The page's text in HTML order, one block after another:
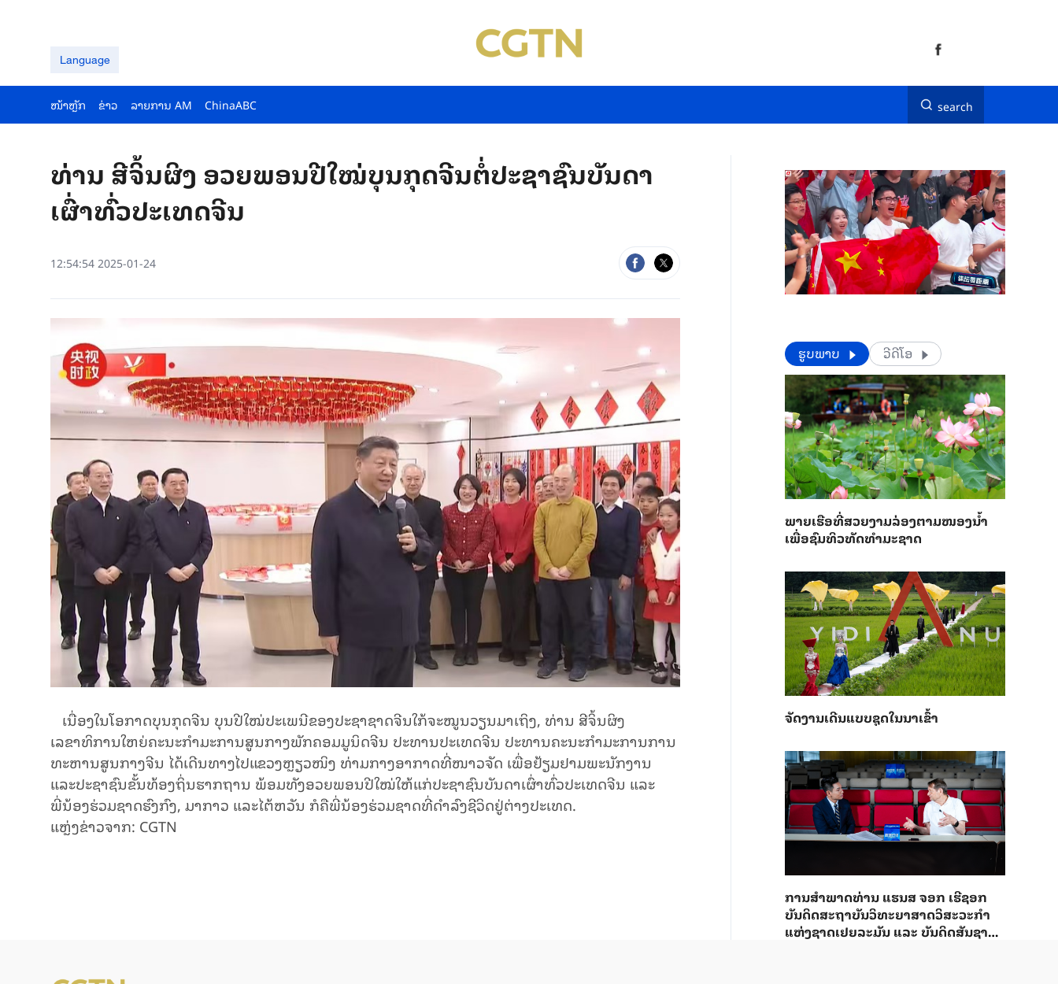
Language
ໜ້າຫຼັກ ຂ່າວ ລາຍ​ການ AM ChinaABC search
ທ່ານ ສີຈິ້ນຜິງ ອວຍພອນປີໃໝ່ບຸນກຸດຈີນຕໍ່ປະຊາຊົນບັນດາ
ເຜົ່າທົ່ວປະເທດຈີນ
12:54:54 2025-01-24
ເນື່ອງໃນໂອກາດບຸນກຸດຈີນ ບຸນປີໃໝ່ປະເພນີຂອງປະຊາຊາດຈີນໃກ້ຈະໝູນວຽນມາເຖິງ, ທ່ານ ສີຈິ້ນຜິງ
ເລຂາທິການໃຫຍ່ຄະນະກຳມະການສູນກາງພັກຄອມມູນິດຈີນ ປະທານປະເທດຈີນ ປະທານຄະນະກຳມະການການ
ທະຫານສູນກາງຈີນ ໄດ້ເດີນທາງໄປແຂວງຫຼຽວໜິງ ທ່າມກາງອາກາດທີ່ໜາວຈັດ ເພື່ອຢ້ຽມຢາມພະນັກງານ
ແລະປະຊາຊົນຂັ້ນທ້ອງຖິ່ນຮາກຖານ ພ້ອມທັງອວຍພອນປີໃໝ່ໃຫ້ແກ່ປະຊາຊົນບັນດາເຜົ່າທົ່ວປະເທດຈີນ ແລະ
ພີ່ນ້ອງຮ່ວມຊາດຮົງກົງ, ມາກາວ ແລະໄຕ້ຫວັນ ກໍຄືພີ່ນ້ອງຮ່ວມຊາດທີ່ດຳລົງຊີວິດຢູ່ຕ່າງປະເທດ.
ແຫຼ່ງ​ຂ່າວ​ຈາກ: CGTN
​​ຮູບພາບ ວີດີໂອ
ພາຍ​ເຮືອທີ່​ສວຍ​ງາມ​ລ່ອງ​ຕາມ​​ໜອງນ້ຳ​​
ຈັດງານເດີນແບບຊຸດໃນນາເຂົ້າ
ການ​ສຳ​ພາດ​ທ່ານ ແຮນ​ສ ຈອກ ເຮີ​ຊອກ ​
ບັນ​ດິດ​ສະ​ຖາ​ບັນວິ​ທະ​ຍາ​ສາດວິ​ສະ​ວະ​ກຳ​
ແຫ່ງ​ຊາດ​ເຢຍ​ລະ​ມັນ ແລະ ບັນ​ດິດ​ສັນ​ຊາດ​